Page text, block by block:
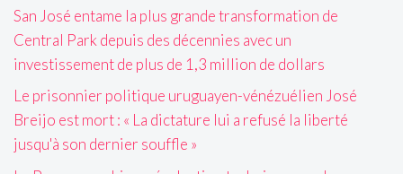
San José entame la plus grande transformation de
Central Park depuis des décennies avec un
investissement de plus de 1,3 million de dollars
Le prisonnier politique uruguayen-vénézuélien José
Breijo est mort : « La dictature lui a refusé la liberté
jusqu'à son dernier souffle »